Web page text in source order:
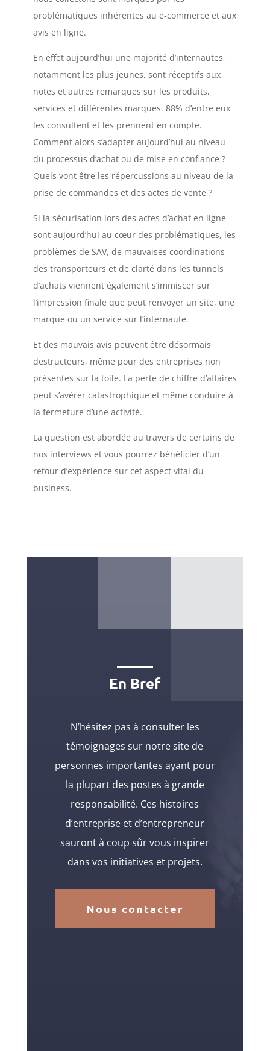
problématiques inhérentes au e-commerce et aux
avis en ligne.
En effet aujourd’hui une majorité d’internautes,
notamment les plus jeunes, sont réceptifs aux
notes et autres remarques sur les produits,
services et différentes marques. 88% d’entre eux
les consultent et les prennent en compte.
Comment alors s’adapter aujourd’hui au niveau
du processus d’achat ou de mise en confiance ?
Quels vont être les répercussions au niveau de la
prise de commandes et des actes de vente ?
Si la sécurisation lors des actes d’achat en ligne
sont aujourd’hui au cœur des problématiques, les
problèmes de SAV, de mauvaises coordinations
des transporteurs et de clarté dans les tunnels
d’achats viennent également s’immiscer sur
l’impression finale que peut renvoyer un site, une
marque ou un service sur l’internaute.
Et des mauvais avis peuvent être désormais
destructeurs, même pour des entreprises non
présentes sur la toile. La perte de chiffre d’affaires
peut s’avérer catastrophique et même conduire à
la fermeture d’une activité.
La question est abordée au travers de certains de
nos interviews et vous pourrez bénéficier d’un
retour d’expérience sur cet aspect vital du
business.
En Bref
N’hésitez pas à consulter les
témoignages sur notre site de
personnes importantes ayant pour
la plupart des postes à grande
responsabilité. Ces histoires
d’entreprise et d’entrepreneur
sauront à coup sûr vous inspirer
dans vos initiatives et projets.
Nous contacter